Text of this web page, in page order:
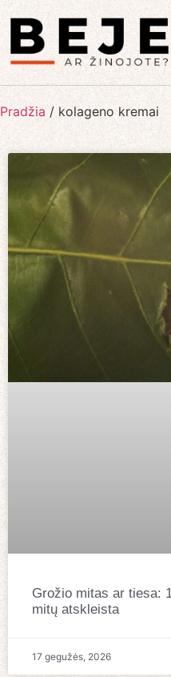
Pradžia / kolageno kremai
Grožio mitas ar tiesa:
mitų atskleista
17 gegužės, 2026